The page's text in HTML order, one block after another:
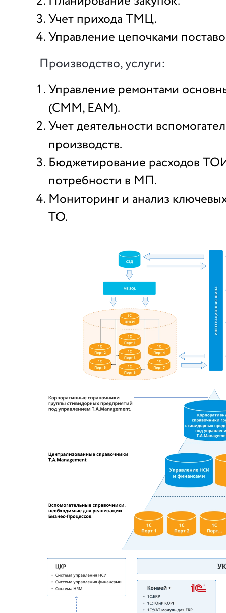
Учет прихода ТМЦ.
Управление цепочками
Производство, услуги:
Управление ремонтами
(CMM, EAM).
Учет деятельности
производств.
Бюджетирование расходов
потребности в МП.
Мониторинг и анализ
ТО.